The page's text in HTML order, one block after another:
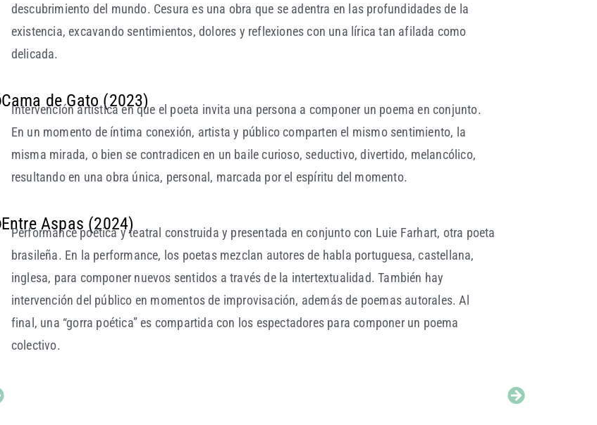
descubrimiento del mundo. Cesura es una obra que se adentra en las profundidades de la
existencia, excavando sentimientos, dolores y reflexiones con una lírica tan afilada como
delicada.
Cama de Gato (2023)
Intervención artística en que el poeta invita una persona a componer un poema en conjunto.
En un momento de íntima conexión, artista y público comparten el mismo sentimiento, la
misma mirada, o bien se contradicen en un baile curioso, seductivo, divertido, melancólico,
resultando en una obra única, personal, marcada por el espíritu del momento.
Entre Aspas (2024)
Performance poética y teatral construida y presentada en conjunto con Luie Farhart, otra poeta
brasileña. En la performance, los poetas mezclan autores de habla portuguesa, castellana,
inglesa, para componer nuevos sentidos a través de la intertextualidad. También hay
intervención del público en momentos de improvisación, además de poemas autorales. Al
final, una “gorra poética” es compartida con los espectadores para componer un poema
colectivo.